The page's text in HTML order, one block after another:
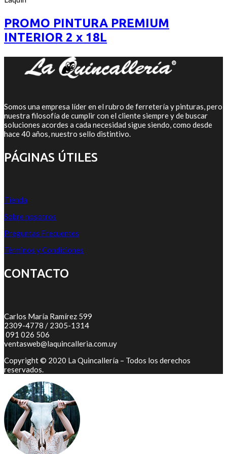
of
era:
$6.250.
es:
$5.000.
PROMO PINTURA PREMIUM
INTERIOR 2 x 18L
Somos una empresa líder en el rubro de ferretería y pinturas, pero
nuestra filosofía de cumplir con el cliente siempre y de buscar
soluciones acordes a cada necesidad sigue siendo, como desde
hace 40 años, nuestro sello distintivo.
PÁGINAS ÚTILES
Tienda
Sobre nosotros
Preguntas Frecuentes
Términos y Condiciones
CONTACTO
Carlos María Ramírez 599
2309-4778 / 2305-1314
091 026 506
ventasweb@laquincalleria.com.uy
Copyright © 2020 La Quincallería – Todos los derechos
reservados.